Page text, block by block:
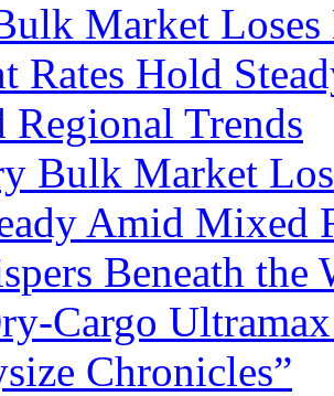
Bulk Market
Amid Mixed